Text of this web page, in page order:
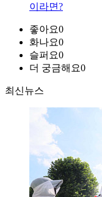
이라면?
좋아요0
화나요0
슬퍼요0
더 궁금해요0
최신뉴스